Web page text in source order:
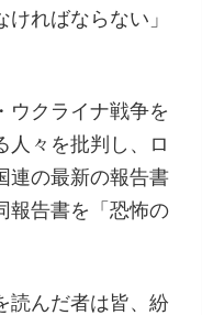
ればならない」
ウクライナ戦争を
人々を批判し、ロ
連の最新の報告書
報告書を「恐怖の
読んだ者は皆、紛